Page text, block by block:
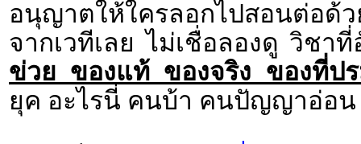
อนุญาตให้ใครลอกไปสอนต่อด้
จากเวทีเลย ไม่เชื่อลองดู วิช
ข่วย ของแท้ ของจริง ของที่ปร
ยุค อะไรนี่ คนบ้า คนปัญญาอ่อน